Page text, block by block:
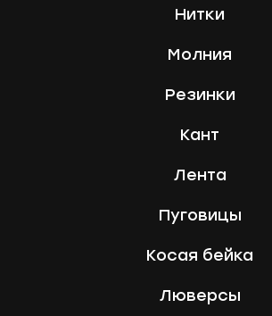
Нитки
Молния
Резинки
Кант
Лента
Пуговицы
Косая бейка
Люверсы